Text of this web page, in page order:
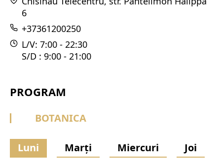
6
+37361200250
L/V: 7:00 - 22:30
S/D : 9:00 - 21:00
PROGRAM
BOTANICA
Luni Marți Miercuri Joi